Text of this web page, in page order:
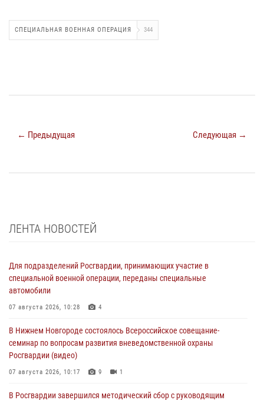
СПЕЦИАЛЬНАЯ ВОЕННАЯ ОПЕРАЦИЯ 344
← Предыдущая Следующая →
ЛЕНТА НОВОСТЕЙ
Для подразделений Росгвардии, принимающих участие в
специальной военной операции, переданы специальные
автомобили
07 августа 2026, 10:28 4
В Нижнем Новгороде состоялось Всероссийское совещание-
семинар по вопросам развития вневедомственной охраны
Росгвардии (видео)
07 августа 2026, 10:17 9 1
В Росгвардии завершился методический сбор с руководящим